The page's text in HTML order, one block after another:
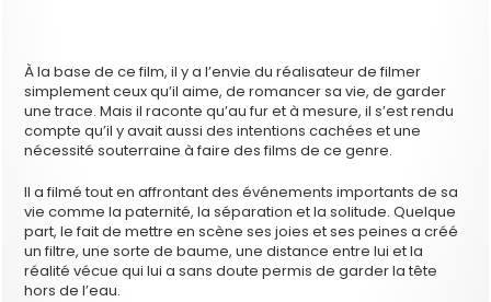
À la base de ce film, il y a l’envie du réalisateur de filmer
simplement ceux qu’il aime, de romancer sa vie, de garder
une trace. Mais il raconte qu’au fur et à mesure, il s’est rendu
compte qu’il y avait aussi des intentions cachées et une
nécessité souterraine à faire des films de ce genre.
Il a filmé tout en affrontant des événements importants de sa
vie comme la paternité, la séparation et la solitude. Quelque
part, le fait de mettre en scène ses joies et ses peines a créé
un filtre, une sorte de baume, une distance entre lui et la
réalité vécue qui lui a sans doute permis de garder la tête
hors de l’eau.